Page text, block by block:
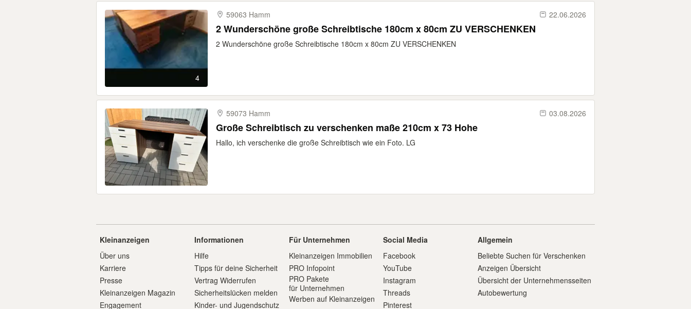
4
59063 Hamm 22.06.2026
2 Wunderschöne große Schreibtische 180cm x 80cm ZU VERSCHENKEN
2 Wunderschöne große Schreibtische 180cm x 80cm ZU VERSCHENKEN
59073 Hamm 03.08.2026
Große Schreibtisch zu verschenken maße 210cm x 73 Hohe
Hallo, ich verschenke die große Schreibtisch wie ein Foto. LG
Kleinanzeigen
Über uns
Karriere
Presse
Kleinanzeigen Magazin
Engagement
Informationen
Hilfe
Tipps für deine Sicherheit
Vertrag Widerrufen
Sicherheitslücken melden
Kinder- und Jugendschutz
Für Unternehmen
Kleinanzeigen Immobilien
PRO Infopoint
PRO Pakete
für Unternehmen
Werben auf Kleinanzeigen
Social Media
Facebook
YouTube
Instagram
Threads
Pinterest
Allgemein
Beliebte Suchen für Verschenken
Anzeigen Übersicht
Übersicht der Unternehmensseiten
Autobewertung